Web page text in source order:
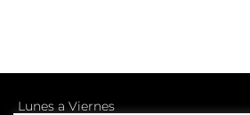
Lunes a Viernes